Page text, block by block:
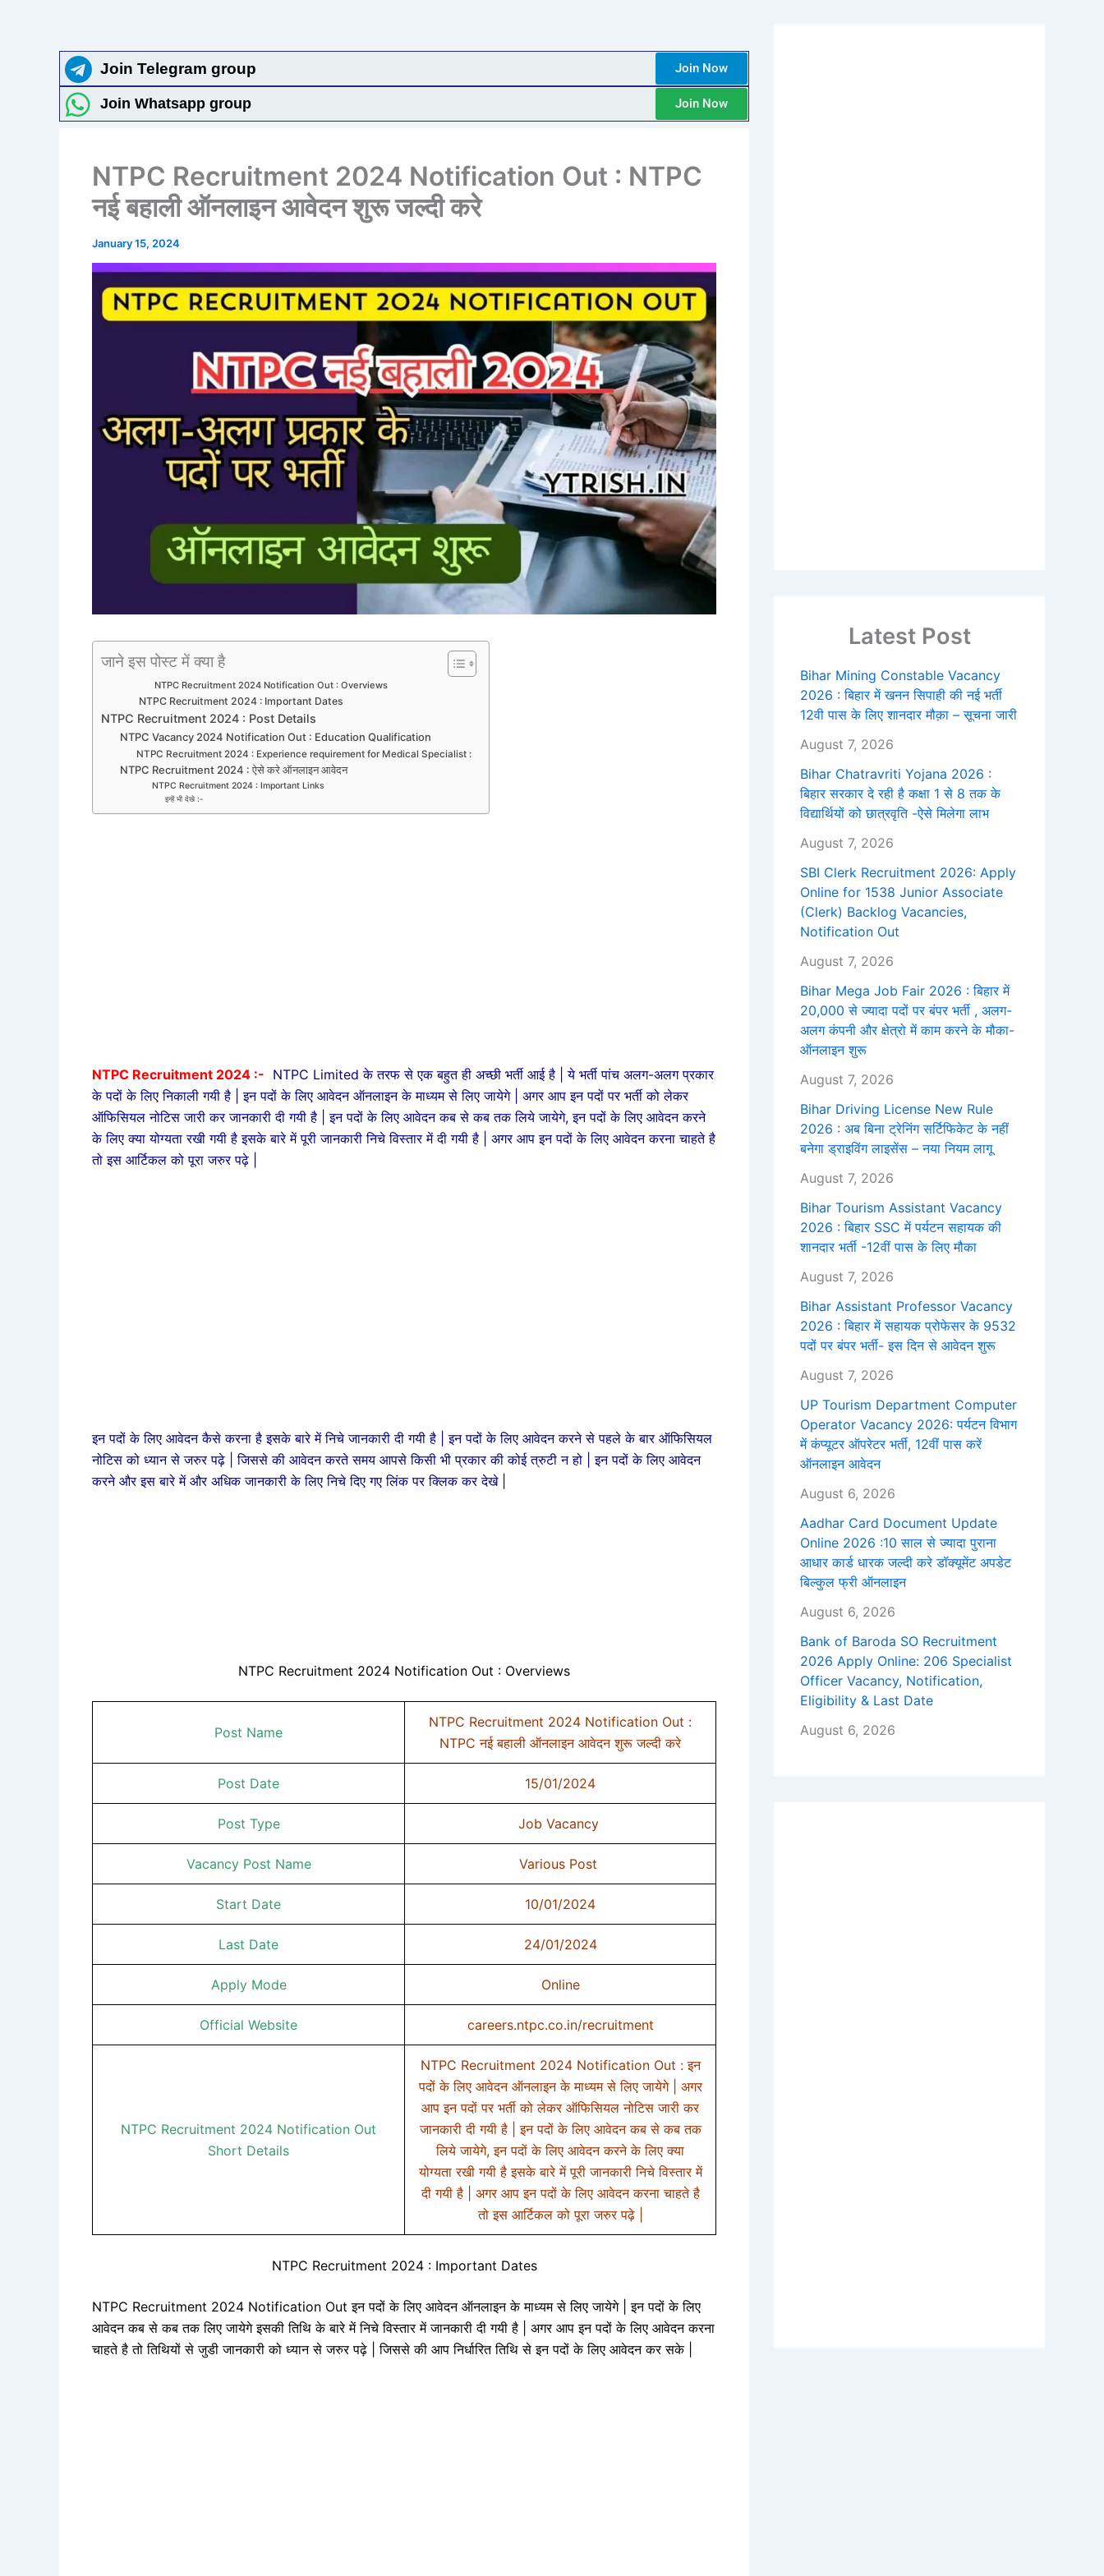
Join Telegram group Join Now
Join Whatsapp group Join Now
NTPC Recruitment 2024 Notification Out : NTPC
नई बहाली ऑनलाइन आवेदन शुरू जल्दी करे
January 15, 2024
जाने इस पोस्ट में क्या है
NTPC Recruitment 2024 Notification Out : Overviews
NTPC Recruitment 2024 : Important Dates
NTPC Recruitment 2024 : Post Details
NTPC Vacancy 2024 Notification Out : Education Qualification
NTPC Recruitment 2024 : Experience requirement for Medical Specialist :
NTPC Recruitment 2024 : ऐसे करे ऑनलाइन आवेदन
NTPC Recruitment 2024 : Important Links
इन्हें भी देखे :-
NTPC Recruitment 2024 :- NTPC Limited के तरफ से एक बहुत ही अच्छी भर्ती आई है | ये भर्ती पांच अलग-अलग प्रकार
के पदों के लिए निकाली गयी है | इन पदों के लिए आवेदन ऑनलाइन के माध्यम से लिए जायेगे | अगर आप इन पदों पर भर्ती को लेकर
ऑफिसियल नोटिस जारी कर जानकारी दी गयी है | इन पदों के लिए आवेदन कब से कब तक लिये जायेगे, इन पदों के लिए आवेदन करने
के लिए क्या योग्यता रखी गयी है इसके बारे में पूरी जानकारी निचे विस्तार में दी गयी है | अगर आप इन पदों के लिए आवेदन करना चाहते है
तो इस आर्टिकल को पूरा जरुर पढ़े |
इन पदों के लिए आवेदन कैसे करना है इसके बारे में निचे जानकारी दी गयी है | इन पदों के लिए आवेदन करने से पहले के बार ऑफिसियल
नोटिस को ध्यान से जरुर पढ़े | जिससे की आवेदन करते समय आपसे किसी भी प्रकार की कोई त्रुटी न हो | इन पदों के लिए आवेदन
करने और इस बारे में और अधिक जानकारी के लिए निचे दिए गए लिंक पर क्लिक कर देखे |
NTPC Recruitment 2024 Notification Out : Overviews
Post Name
NTPC Recruitment 2024 Notification Out :
NTPC नई बहाली ऑनलाइन आवेदन शुरू जल्दी करे
Post Date 15/01/2024
Post Type Job Vacancy
Vacancy Post Name Various Post
Start Date 10/01/2024
Last Date 24/01/2024
Apply Mode Online
Official Website careers.ntpc.co.in/recruitment
NTPC Recruitment 2024 Notification Out
Short Details
NTPC Recruitment 2024 Notification Out : इन
पदों के लिए आवेदन ऑनलाइन के माध्यम से लिए जायेगे | अगर
आप इन पदों पर भर्ती को लेकर ऑफिसियल नोटिस जारी कर
जानकारी दी गयी है | इन पदों के लिए आवेदन कब से कब तक
लिये जायेगे, इन पदों के लिए आवेदन करने के लिए क्या
योग्यता रखी गयी है इसके बारे में पूरी जानकारी निचे विस्तार में
दी गयी है | अगर आप इन पदों के लिए आवेदन करना चाहते है
तो इस आर्टिकल को पूरा जरुर पढ़े |
NTPC Recruitment 2024 : Important Dates
NTPC Recruitment 2024 Notification Out इन पदों के लिए आवेदन ऑनलाइन के माध्यम से लिए जायेगे | इन पदों के लिए
आवेदन कब से कब तक लिए जायेगे इसकी तिथि के बारे में निचे विस्तार में जानकारी दी गयी है | अगर आप इन पदों के लिए आवेदन करना
चाहते है तो तिथियों से जुडी जानकारी को ध्यान से जरुर पढ़े | जिससे की आप निर्धारित तिथि से इन पदों के लिए आवेदन कर सके |
Latest Post
Bihar Mining Constable Vacancy
2026 : बिहार में खनन सिपाही की नई भर्ती
12वी पास के लिए शानदार मौक़ा – सूचना जारी
August 7, 2026
Bihar Chatravriti Yojana 2026 :
बिहार सरकार दे रही है कक्षा 1 से 8 तक के
विद्यार्थियों को छात्रवृति -ऐसे मिलेगा लाभ
August 7, 2026
SBI Clerk Recruitment 2026: Apply
Online for 1538 Junior Associate
(Clerk) Backlog Vacancies,
Notification Out
August 7, 2026
Bihar Mega Job Fair 2026 : बिहार में
20,000 से ज्यादा पदों पर बंपर भर्ती , अलग-
अलग कंपनी और क्षेत्रो में काम करने के मौका-
ऑनलाइन शुरू
August 7, 2026
Bihar Driving License New Rule
2026 : अब बिना ट्रेनिंग सर्टिफिकेट के नहीं
बनेगा ड्राइविंग लाइसेंस – नया नियम लागू
August 7, 2026
Bihar Tourism Assistant Vacancy
2026 : बिहार SSC में पर्यटन सहायक की
शानदार भर्ती -12वीं पास के लिए मौका
August 7, 2026
Bihar Assistant Professor Vacancy
2026 : बिहार में सहायक प्रोफेसर के 9532
पदों पर बंपर भर्ती- इस दिन से आवेदन शुरू
August 7, 2026
UP Tourism Department Computer
Operator Vacancy 2026: पर्यटन विभाग
में कंप्यूटर ऑपरेटर भर्ती, 12वीं पास करें
ऑनलाइन आवेदन
August 6, 2026
Aadhar Card Document Update
Online 2026 :10 साल से ज्यादा पुराना
आधार कार्ड धारक जल्दी करे डॉक्यूमेंट अपडेट
बिल्कुल फ्री ऑनलाइन
August 6, 2026
Bank of Baroda SO Recruitment
2026 Apply Online: 206 Specialist
Officer Vacancy, Notification,
Eligibility & Last Date
August 6, 2026